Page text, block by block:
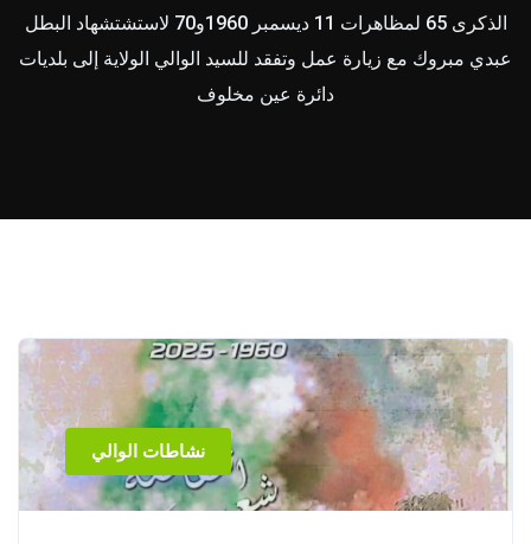
الذكرى 65 لمظاهرات 11 ديسمبر 1960و70 لاستشتشهاد البطل
عبدي مبروك مع زيارة عمل وتفقد للسيد الوالي الولاية إلى بلديات
دائرة عين مخلوف
نشاطات الوالي